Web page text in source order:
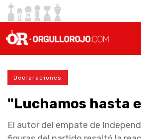
Declaraciones
"Luchamos hasta
El autor del empate de